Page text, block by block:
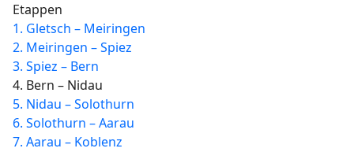
Etappen
1. Gletsch – Meiringen
2. Meiringen – Spiez
3. Spiez – Bern
4. Bern – Nidau
5. Nidau – Solothurn
6. Solothurn – Aarau
7. Aarau – Koblenz